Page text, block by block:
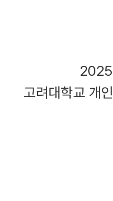
2025
고려대학교 개